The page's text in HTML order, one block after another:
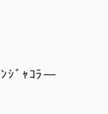
ﾝｼﾞｬｺﾗ—